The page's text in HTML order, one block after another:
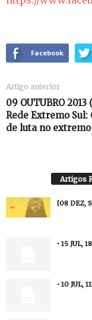
Facebook
Artigo anterior
09 OUTUBRO 2013
Rede Extremo Sul:
de luta no
Artigos
[08 DEZ,
• 15 JUL,
• 10 JUL,